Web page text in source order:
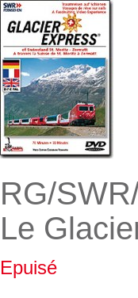
RG/
Le
Epuisé